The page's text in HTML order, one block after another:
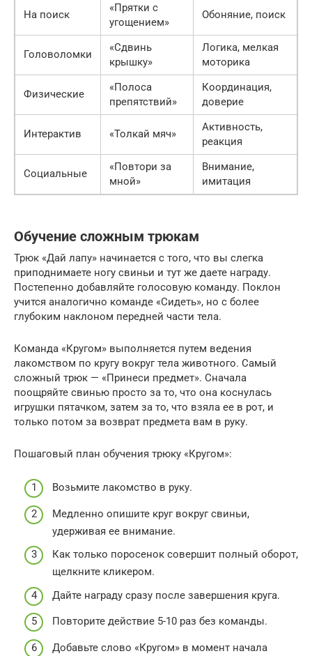
На поиск
«Прятки с
угощением»
Обоняние, поиск
Головоломки
«Сдвинь
крышку»
Логика, мелкая
моторика
Физические
«Полоса
препятствий»
Координация,
доверие
Интерактив «Толкай мяч»
Активность,
реакция
Социальные
«Повтори за
мной»
Внимание,
имитация
Обучение сложным трюкам
Трюк «Дай лапу» начинается с того, что вы слегка
приподнимаете ногу свиньи и тут же даете награду.
Постепенно добавляйте голосовую команду. Поклон
учится аналогично команде «Сидеть», но с более
глубоким наклоном передней части тела.
Команда «Кругом» выполняется путем ведения
лакомством по кругу вокруг тела животного. Самый
сложный трюк — «Принеси предмет». Сначала
поощряйте свинью просто за то, что она коснулась
игрушки пятачком, затем за то, что взяла ее в рот, и
только потом за возврат предмета вам в руку.
Пошаговый план обучения трюку «Кругом»:
Возьмите лакомство в руку.
Медленно опишите круг вокруг свиньи,
удерживая ее внимание.
Как только поросенок совершит полный оборот,
щелкните кликером.
Дайте награду сразу после завершения круга.
Повторите действие 5-10 раз без команды.
Добавьте слово «Кругом» в момент начала